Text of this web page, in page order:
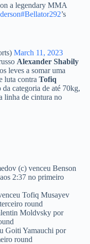
a legendary MMA
#Bellator292’s
March 11, 2023
Alexander Shabily
leves a somar uma
luta contra Tofiq
categoria de até 70kg,
linha de cintura no
(c) venceu Benson
2:37 no primeiro
Tofiq Musayev
round
Moldvsky por
Goiti Yamauchi por
round